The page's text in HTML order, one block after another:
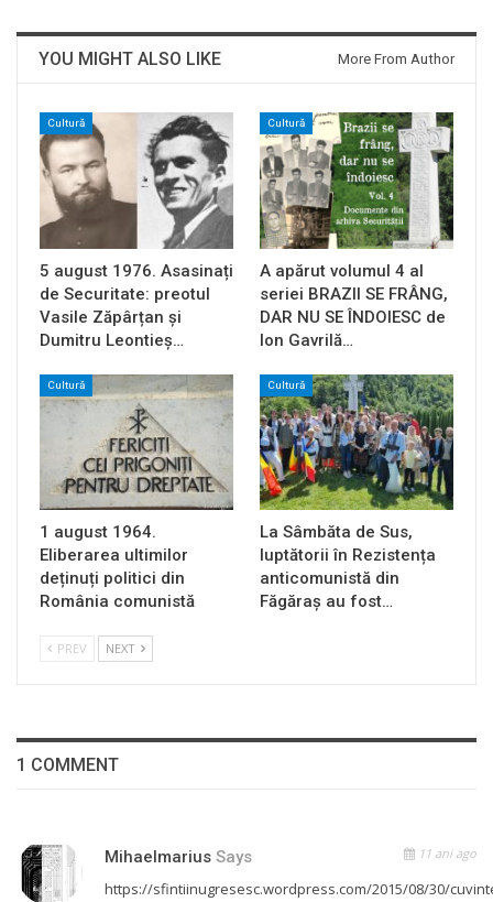
YOU MIGHT ALSO LIKE More From Author
Cultură
5 august 1976. Asasinați
de Securitate: preotul
Vasile Zăpârțan și
Dumitru Leontieș…
Cultură
A apărut volumul 4 al
seriei BRAZII SE FRÂNG,
DAR NU SE ÎNDOIESC de
Ion Gavrilă…
Cultură
1 august 1964.
Eliberarea ultimilor
deținuți politici din
România comunistă
Cultură
La Sâmbăta de Sus,
luptătorii în Rezistența
anticomunistă din
Făgăraș au fost…
PREV NEXT
1 COMMENT
Mihaelmarius Says 11 ani ago
https://sfintiinugresesc.wordpress.com/2015/08/30/